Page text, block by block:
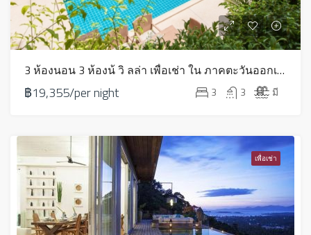
3 ห้องนอน 3 ห้องน้ วิ ลล่า เพื่อเช่า ใน ภาคตะวันออกเฉียงเหนือ – HV0004
฿19,355/per night 3 3 มี
เพื่อเช่า